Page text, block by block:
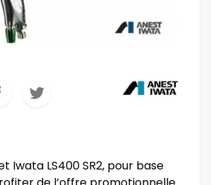
Iwata LS400 SR2, pour base